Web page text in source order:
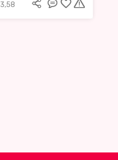
3,58